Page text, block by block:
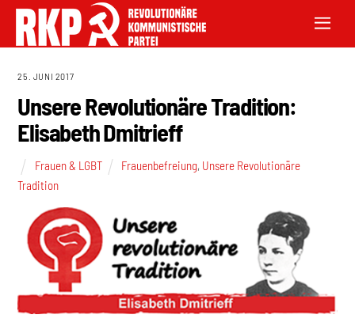
25. JUNI 2017
Unsere Revolutionäre Tradition:
Elisabeth Dmitrieff
Frauen & LGBT Frauenbefreiung, Unsere Revolutionäre
Tradition